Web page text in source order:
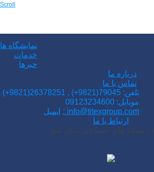
Scroll
نمایشگاه ها
خدمات
خبرها
درباره ما
تماس با ما
(+9821)تلفن: 79045(9821+) , 26378251
موبایل: 09123234600
ایمیل: info@titexgroup.com
ارتباط با ما